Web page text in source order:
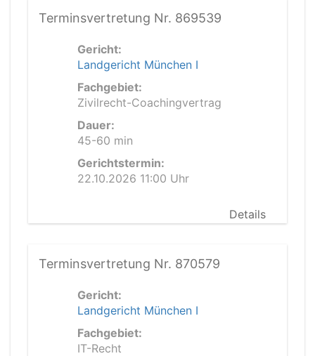
Terminsvertretung Nr. 869539
Gericht:
Landgericht München I
Fachgebiet:
Zivilrecht-Coachingvertrag
Dauer:
45-60 min
Gerichtstermin:
22.10.2026 11:00 Uhr
Details
Terminsvertretung Nr. 870579
Gericht:
Landgericht München I
Fachgebiet:
IT-Recht